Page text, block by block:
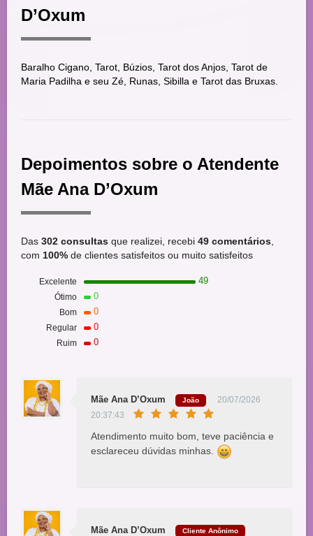
D’Oxum
Baralho Cigano, Tarot, Búzios, Tarot dos Anjos, Tarot de
Maria Padilha e seu Zé, Runas, Sibilla e Tarot das Bruxas.
Depoimentos sobre o Atendente
Mãe Ana D’Oxum
Das 302 consultas que realizei, recebi 49 comentários
com 100% de clientes satisfeitos ou muito satisfeitos
Excelente 49
Ótimo 0
Bom 0
Regular 0
Ruim 0
Mãe Ana D’Oxum João
20/07/2026
20:37:43
Atendimento muito bom, teve paciência e
esclareceu dúvidas minhas.
Mãe Ana D’Oxum Cliente Anônimo